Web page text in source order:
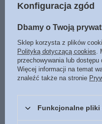
Paginatory duże -
6,50 zł / szt.
OKAZJA
ABC
15,00 zł / szt.
Okładka skórzana
Konfiguracja zgód
Dbamy o Twoją
Sklep korzysta z plików
Polityką dotyczącą cookies.
przechowywania lub dostępu
Więcej informacji na temat
znaleźć także na stronie
Funkcjonalne pliki